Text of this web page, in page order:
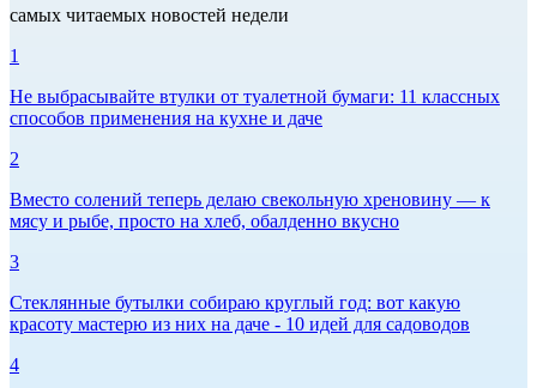
самых читаемых новостей недели
1
Не выбрасывайте втулки от туалетной бумаги: 11 классных
способов применения на кухне и даче
2
Вместо солений теперь делаю свекольную хреновину — к
мясу и рыбе, просто на хлеб, обалденно вкусно
3
Стеклянные бутылки собираю круглый год: вот какую
красоту мастерю из них на даче - 10 идей для садоводов
4